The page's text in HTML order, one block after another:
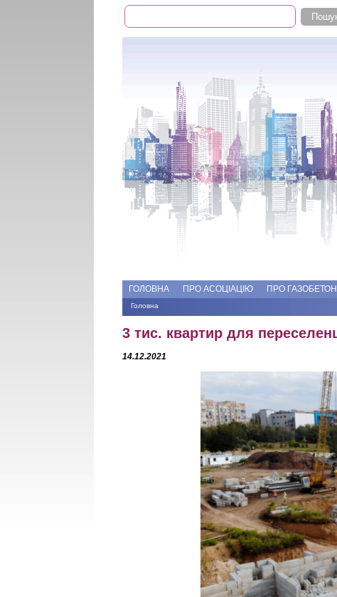
Пошукова форма
Пошук
ГОЛОВНА ПРО АСОЦІАЦІЮ ПРО ГАЗОБЕТОН
Ви є тут
Головна
3 тис. квартир для
14.12.2021